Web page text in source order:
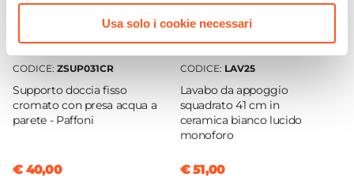
Usa solo i cookie necessari
Sezione Base
11 cm
Materiale
Ottone
Attacchi
CODICE: ZSUP031CR
Supporto doccia fisso
cromato con presa acqua a
parete - Paffoni
€ 40,00
CODICE: LAV25
Lavabo da appoggio
squadrato 41 cm in
ceramica bianco lucido
monoforo
€ 51,00